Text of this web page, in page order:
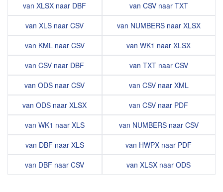
van XLSX naar DBF
van XLS naar CSV
van KML naar CSV
van CSV naar DBF
van ODS naar CSV
van ODS naar XLSX
van WK1 naar XLS
van DBF naar XLS
van DBF naar CSV
van CSV naar TXT
van NUMBERS naar XLSX
van WK1 naar XLSX
van TXT naar CSV
van CSV naar XML
van CSV naar PDF
van NUMBERS naar CSV
van HWPX naar PDF
van XLSX naar ODS